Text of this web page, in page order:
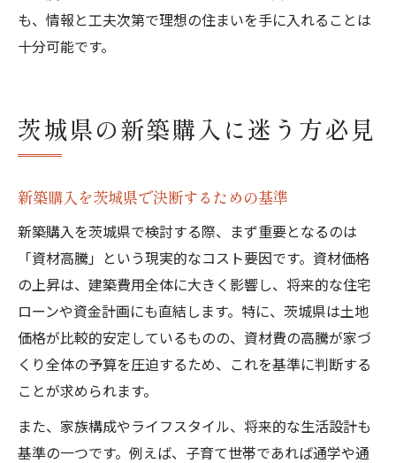
も、情報と工夫次第で理想の住まいを手に入れることは
十分可能です。
茨城県の新築購入に迷う方必見
新築購入を茨城県で決断するための基準
新築購入を茨城県で検討する際、まず重要となるのは
「資材高騰」という現実的なコスト要因です。資材価格
の上昇は、建築費用全体に大きく影響し、将来的な住宅
ローンや資金計画にも直結します。特に、茨城県は土地
価格が比較的安定しているものの、資材費の高騰が家づ
くり全体の予算を圧迫するため、これを基準に判断する
ことが求められます。
また、家族構成やライフスタイル、将来的な生活設計も
基準の一つです。例えば、子育て世帯であれば通学や通